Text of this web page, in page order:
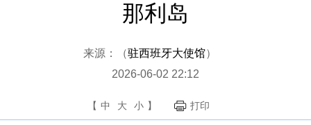
那利岛
来源：（驻西班牙大使馆）
2026-06-02 22:12
【 中 大 小 】 打印